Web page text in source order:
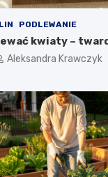
PODLEWANIE
kwiaty –
Aleksandra Krawczyk